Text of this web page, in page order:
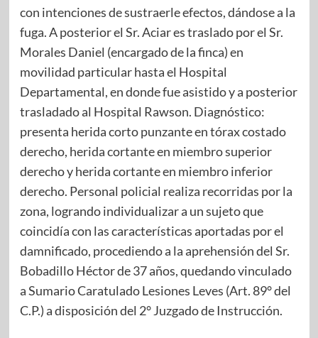
con intenciones de sustraerle efectos, dándose a la
fuga. A posterior el Sr. Aciar es traslado por el Sr.
Morales Daniel (encargado de la finca) en
movilidad particular hasta el Hospital
Departamental, en donde fue asistido y a posterior
trasladado al Hospital Rawson. Diagnóstico:
presenta herida corto punzante en tórax costado
derecho, herida cortante en miembro superior
derecho y herida cortante en miembro inferior
derecho. Personal policial realiza recorridas por la
zona, logrando individualizar a un sujeto que
coincidía con las características aportadas por el
damnificado, procediendo a la aprehensión del Sr.
Bobadillo Héctor de 37 años, quedando vinculado
a Sumario Caratulado Lesiones Leves (Art. 89° del
C.P.) a disposición del 2° Juzgado de Instrucción.